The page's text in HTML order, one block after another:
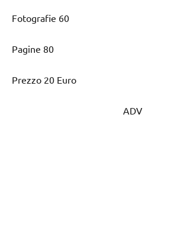
Fotografie 60
Pagine 80
Prezzo 20 Euro
ADV